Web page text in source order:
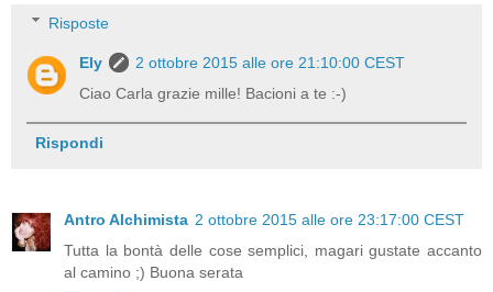
Risposte
Ely
2 ottobre 2015 alle ore 21:10:00 CEST
Ciao Carla grazie mille! Bacioni a te :-)
Rispondi
Antro Alchimista 2 ottobre 2015 alle ore 23:17:00 CEST
Tutta la bontà delle cose semplici, magari gustate accanto
al camino ;) Buona serata